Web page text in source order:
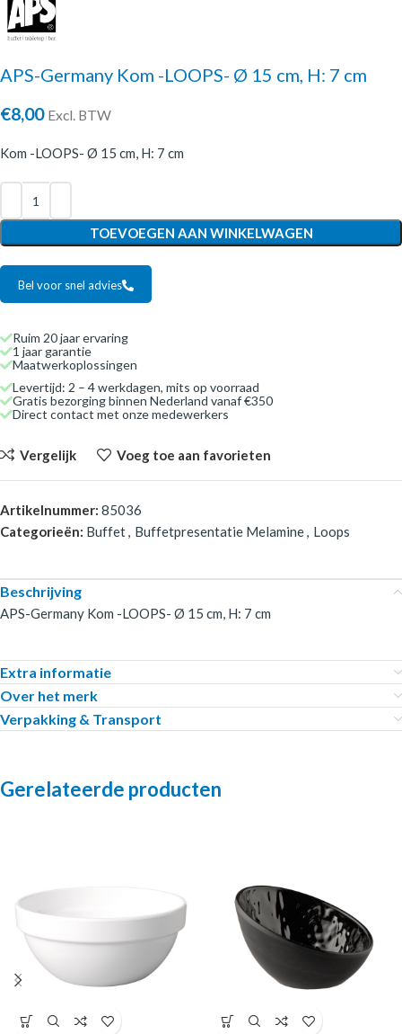
APS-Germany Kom -LOOPS- Ø 15 cm, H: 7 cm
€8,00 Excl. BTW
Kom -LOOPS- Ø 15 cm, H: 7 cm
TOEVOEGEN AAN WINKELWAGEN
Bel voor snel advies
Ruim 20 jaar ervaring
1 jaar garantie
Maatwerkoplossingen
Levertijd: 2 – 4 werkdagen, mits op voorraad
Gratis bezorging binnen Nederland vanaf €350
Direct contact met onze medewerkers
Vergelijk Voeg toe aan favorieten
Artikelnummer: 85036
Categorieën: Buffet, Buffetpresentatie Melamine, Loops
Beschrijving
APS-Germany Kom -LOOPS- Ø 15 cm, H: 7 cm
Extra informatie
Over het merk
Verpakking & Transport
Gerelateerde producten